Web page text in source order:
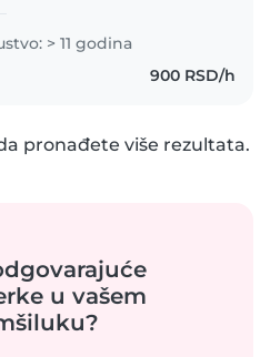
> 11 godina
900 RSD/h
pronađete više rezultata.
u vašem